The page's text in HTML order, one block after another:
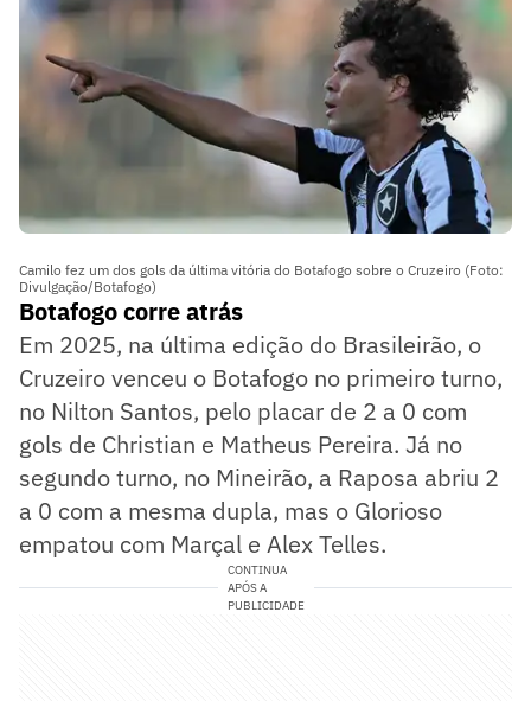
Camilo fez um dos gols da última vitória do Botafogo sobre o Cruzeiro (Foto:
Divulgação/Botafogo)
Botafogo corre atrás
Em 2025, na última edição do Brasileirão, o
Cruzeiro venceu o Botafogo no primeiro turno,
no Nilton Santos, pelo placar de 2 a 0 com
gols de Christian e Matheus Pereira. Já no
segundo turno, no Mineirão, a Raposa abriu 2
a 0 com a mesma dupla, mas o Glorioso
empatou com Marçal e Alex Telles.
CONTINUA
APÓS A
PUBLICIDADE